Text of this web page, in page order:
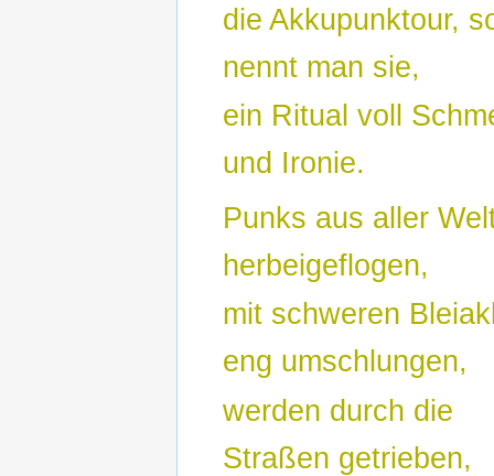
die Akkupunktour,
nennt man sie,
ein Ritual voll
und Ironie.
Punks aus aller
herbeigeflogen,
mit schweren
eng umschlungen,
werden durch die
Straßen getrieben,